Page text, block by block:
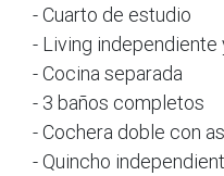
- Cuarto de estudio
- Living
- Cocina separada
- 3 baños completos
- Cochera doble con
- Quincho